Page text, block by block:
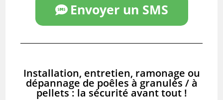
Envoyer un SMS
Installation, entretien, ramonage ou
dépannage de poêles à granulés / à
pellets : la sécurité avant tout !